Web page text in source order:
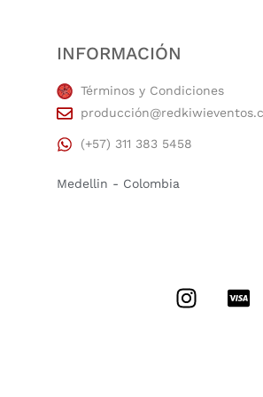
INFORMACIÓN
Términos y Condiciones
(+57) 311 383 5458
Medellin - Colombia